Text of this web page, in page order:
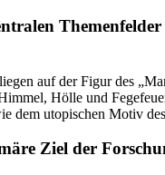
auf der Figur des
Hölle und
dem utopischen Motiv
Ziel der